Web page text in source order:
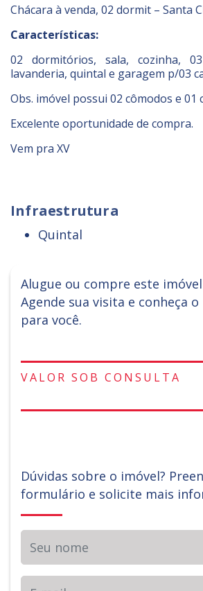
Chácara à venda, 02 dormit – Santa
Características:
02 dormitórios, sala, cozinha,
lavanderia, quintal e garagem p/03
Obs. imóvel possui 02 cômodos e 01
Excelente oportunidade de compra.
Vem pra XV
Infraestrutura
Quintal
Alugue ou compre este
Agende sua visita e conheça
para você.
VALOR SOB CONSULTA
Dúvidas sobre o imóvel?
formulário e solicite mais